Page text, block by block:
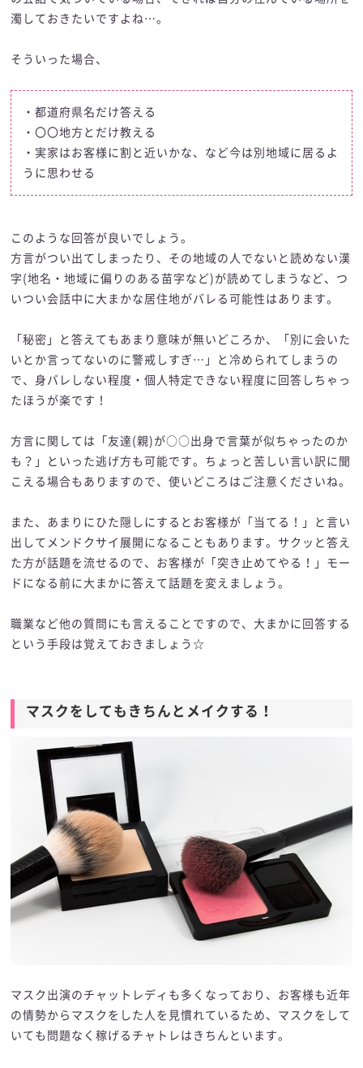
濁しておきたいですよね…。
そういった場合、
・都道府県名だけ答える
・〇〇地方とだけ教える
・実家はお客様に割と近いかな、など今は別地域に居るよ
うに思わせる
このような回答が良いでしょう。
方言がつい出てしまったり、その地域の人でないと読めない漢
字(地名・地域に偏りのある苗字など)が読めてしまうなど、つ
いつい会話中に大まかな居住地がバレる可能性はあります。
「秘密」と答えてもあまり意味が無いどころか、「別に会いた
いとか言ってないのに警戒しすぎ…」と冷められてしまうの
で、身バレしない程度・個人特定できない程度に回答しちゃっ
たほうが楽です！
方言に関しては「友達(親)が○○出身で言葉が似ちゃったのか
も？」といった逃げ方も可能です。ちょっと苦しい言い訳に聞
こえる場合もありますので、使いどころはご注意くださいね。
また、あまりにひた隠しにするとお客様が「当てる！」と言い
出してメンドクサイ展開になることもあります。サクッと答え
た方が話題を流せるので、お客様が「突き止めてやる！」モー
ドになる前に大まかに答えて話題を変えましょう。
職業など他の質問にも言えることですので、大まかに回答する
という手段は覚えておきましょう☆
マスクをしてもきちんとメイクする！
マスク出演のチャットレディも多くなっており、お客様も近年
の情勢からマスクをした人を見慣れているため、マスクをして
いても問題なく稼げるチャトレはきちんといます。